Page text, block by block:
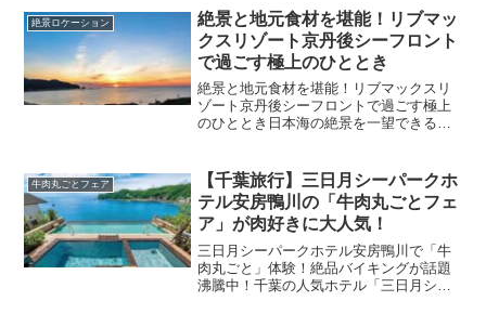
絶景ロケーション
絶景と地元食材を堪能！リブマッ
クスリゾート京丹後シーフロント
で過ごす極上のひととき
絶景と地元食材を堪能！リブマックスリ
ゾート京丹後シーフロントで過ごす極上
のひととき日本海の絶景を一望できる宿
な食材をふんだんに使った料理が魅力の
リゾートホテルです。忙し...
牛肉丸ごとフェア
【千葉旅行】三日月シーパークホ
テル安房鴨川の「牛肉丸ごとフェ
ア」が肉好きに大人気！
三日月シーパークホテル安房鴨川で「牛
肉丸ごと」体験！絶品バイキングが話題
沸騰中！千葉の人気ホテル「三日月シー